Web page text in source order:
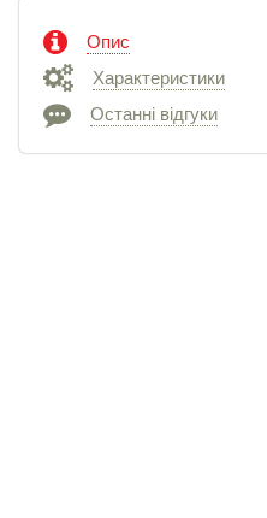
Опис
Характеристики
Останні відгуки